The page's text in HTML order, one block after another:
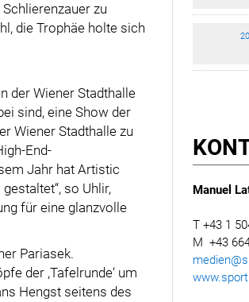
zu
die Trophäe holte sich
der Wiener Stadthalle
sind, eine Show der
Wiener Stadthalle zu
End-
Jahr hat Artistic
so Uhlir,
für eine glanzvolle
Pariasek.
der ,Tafelrunde‘ um
Hengst seitens des
Manuel
T +43 1
M +43